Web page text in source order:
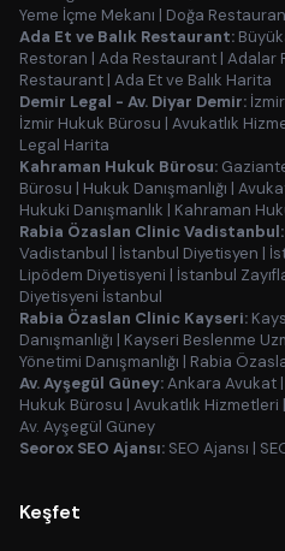
Yeme İçme Mekanı | Doğa
Ada Et ve Balık Restaurant:
Restoran | Ada Restaurant | Adalar
Restaurant | Ada Et ve Balık Harita
Demir Legal - Av. Diyar Demir:
İzmir Hukuk Bürosu | Avukatlık
Legal Harita
Kahraman Hukuk Bürosu:
Bürosu | Hukuk Danışmanlığı |
Hukuki Danışmanlık | Kahraman
Rabia Özaslan Clinic Vadistanbul:
Vadistanbul | İstanbul Diyetisyen |
Lipödem Diyetisyeni | İstanbul
Diyetisyeni İstanbul
Rabia Özaslan Clinic Kayseri:
Danışmanlığı | Kayseri Beslenme
Yönetimi Danışmanlığı | Rabia
Av. Ayşegül Güney:Ankara Avukat |
Hukuk Bürosu | Avukatlık Hizmetleri |
Av. Ayşegül Güney
Seorox SEO Ajansı: SEO Ajansı |
Keşfet